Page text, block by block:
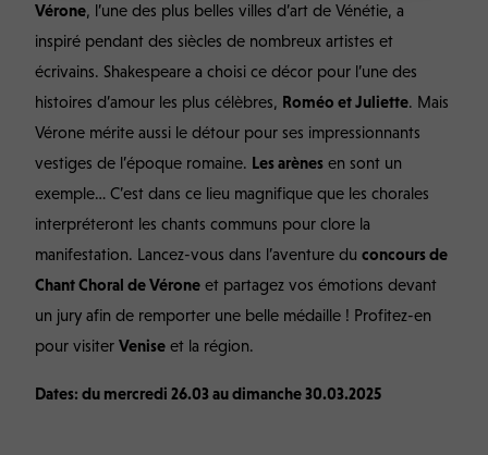
Vérone, l’une des plus belles villes d’art de Vénétie, a
inspiré pendant des siècles de nombreux artistes et
écrivains. Shakespeare a choisi ce décor pour l’une des
histoires d’amour les plus célèbres, Roméo et Juliette. Mais
Vérone mérite aussi le détour pour ses impressionnants
vestiges de l’époque romaine. Les arènes en sont un
exemple… C’est dans ce lieu magnifique que les chorales
interpréteront les chants communs pour clore la
manifestation. Lancez-vous dans l’aventure duconcours de
Chant Choral de Vérone et partagez vos émotions devant
un jury afin de remporter une belle médaille ! Profitez-en
pour visiterVenise et la région.
Dates: du mercredi 26.03 au dimanche 30.03.2025